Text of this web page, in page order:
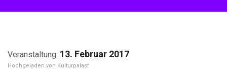
13. Februar 2017
Kulturpalast